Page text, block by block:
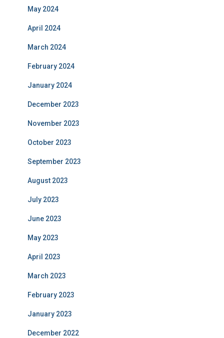
May 2024
April 2024
March 2024
February 2024
January 2024
December 2023
November 2023
October 2023
September 2023
August 2023
July 2023
June 2023
May 2023
April 2023
March 2023
February 2023
January 2023
December 2022